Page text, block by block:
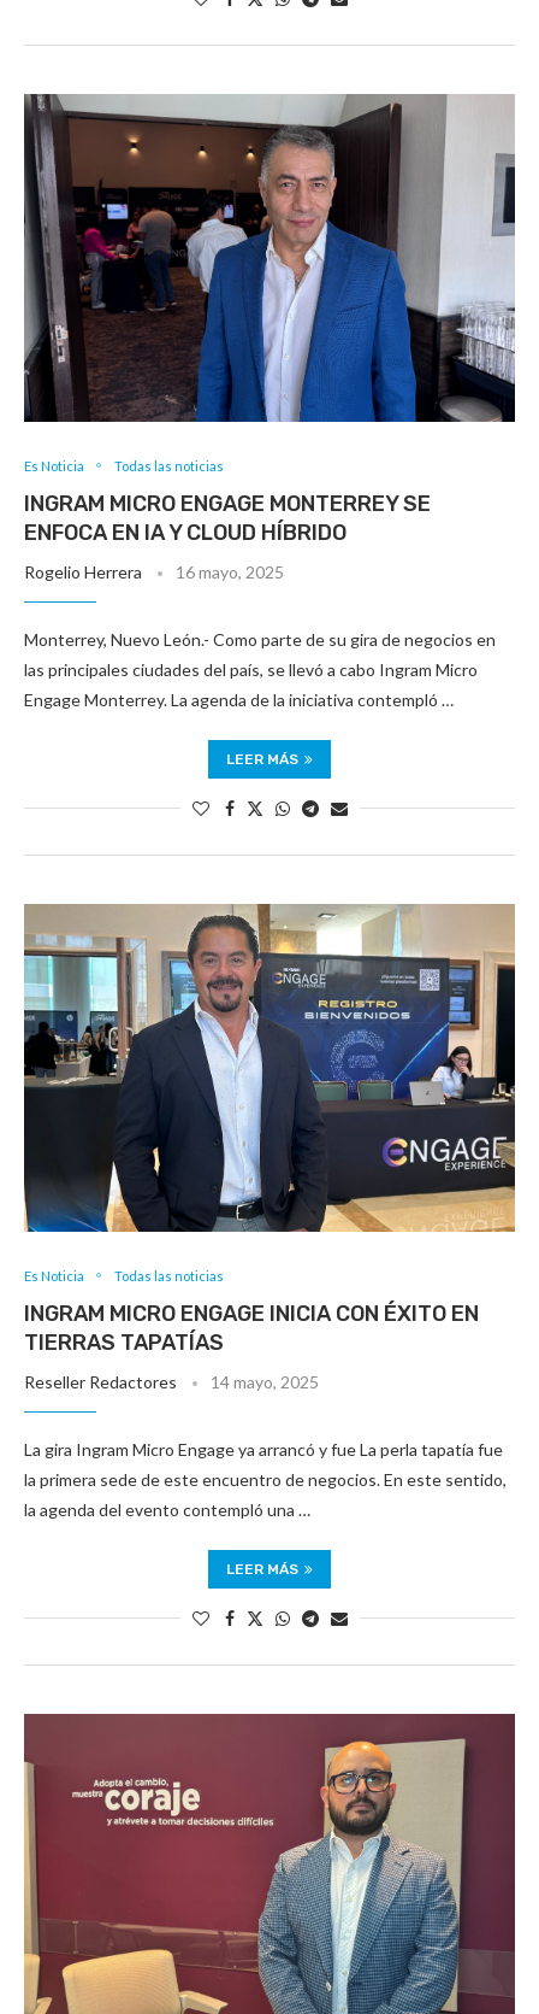
Es Noticia Todas las noticias
INGRAM MICRO ENGAGE MONTERREY SE
ENFOCA EN IA Y CLOUD HÍBRIDO
Rogelio Herrera 16 mayo, 2025
Monterrey, Nuevo León.- Como parte de su gira de negocios en
las principales ciudades del país, se llevó a cabo Ingram Micro
Engage Monterrey. La agenda de la iniciativa contempló …
LEER MÁS
Es Noticia Todas las noticias
INGRAM MICRO ENGAGE INICIA CON ÉXITO EN
TIERRAS TAPATÍAS
Reseller Redactores 14 mayo, 2025
La gira Ingram Micro Engage ya arrancó y fue La perla tapatía fue
la primera sede de este encuentro de negocios. En este sentido,
la agenda del evento contempló una …
LEER MÁS